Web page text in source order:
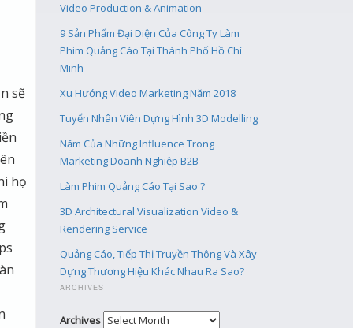
sẽ
họ
Video Production & Animation
9 Sản Phẩm Đại Diện Của Công Ty Làm
Phim Quảng Cáo Tại Thành Phố Hồ Chí
Minh
Xu Hướng Video Marketing Năm 2018
Tuyển Nhân Viên Dựng Hình 3D Modelling
Năm Của Những Influence Trong
Marketing Doanh Nghiệp B2B
Làm Phim Quảng Cáo Tại Sao ?
3D Architectural Visualization Video &
Rendering Service
Quảng Cáo, Tiếp Thị Truyền Thông Và Xây
Dựng Thương Hiệu Khác Nhau Ra Sao?
ARCHIVES
Archives